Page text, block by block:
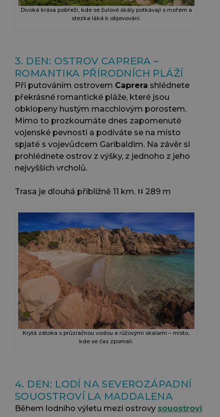
Divoká krása pobřeží, kde se žulové skály potkávají s mořem a
stezka láká k objevování.
3. DEN: OSTROV CAPRERA –
ROMANTIKA PŘÍRODNÍCH PLÁŽÍ
Při putováním ostrovem Caprera shlédnete
překrásné romantické pláže, které jsou
obklopeny hustým macchiovým porostem.
Mimo to prozkoumáte dnes zapomenuté
vojenské pevnosti a podíváte se na místo
spjaté s vojevůdcem Garibaldim. Na závěr si
prohlédnete ostrov z výšky, z jednoho z jeho
nejvyšších vrcholů.
Trasa je dlouhá přibližně 11 km. ⭡⭣ 289 m
Krytá zátoka s průzračnou vodou a růžovými skalami – místo,
kde se čas zpomalí.
4. DEN: LODÍ NA SEVEROZÁPADNÍ
SOUOSTROVÍ LA MADDALENA
Během lodního výletu mezi ostrovy souostroví